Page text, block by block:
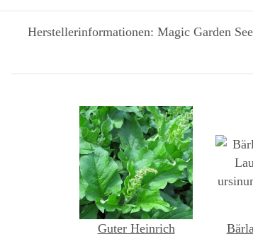
Herstellerinformationen: Magic Garden
Guter Heinrich